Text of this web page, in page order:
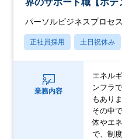
パーソルビジネスプロセ
正社員採用 土日祝休み
業務内容
エネル
ンフラ
もありま
その中
体やエ
で、制